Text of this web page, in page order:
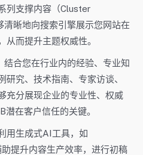
列支撑内容（Cluster
晰地向搜索引擎展示您网站在
从而提升主题权威性。
结合您在行业内的经验、专业知
研究、技术指南、专家访谈、
充分展现企业的专业性、权威
在客户信任的关键。
用生成式AI工具，如
提升内容生产效率，进行初稿